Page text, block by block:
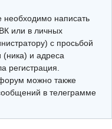
необходимо написать
или в личных
с просьбой
(ника) и адреса
регистрация.
можно также
в телеграмме